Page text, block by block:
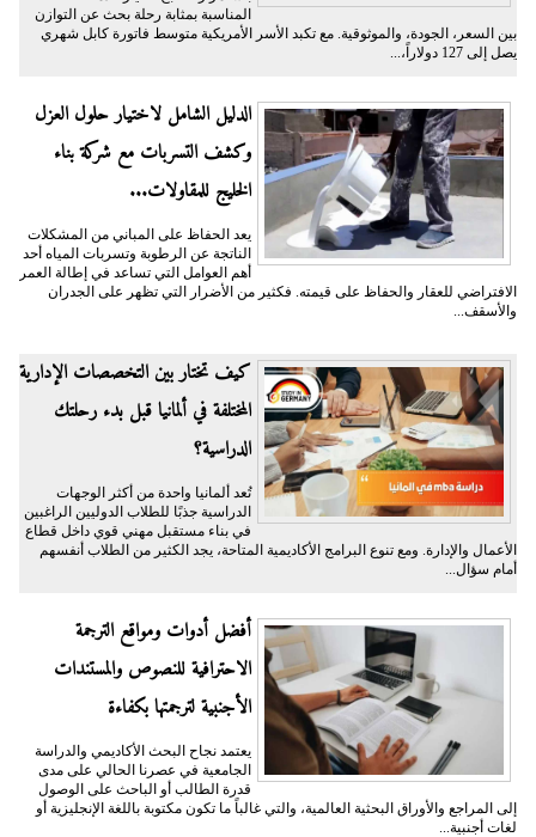
المناسبة بمثابة رحلة بحث عن التوازن
بين السعر، الجودة، والموثوقية. مع تكبد الأسر الأمريكية متوسط فاتورة كابل شهري
يصل إلى 127 دولاراً،...
الدليل الشامل لاختيار حلول العزل
وكشف التسربات مع شركة بناء
الخليج للمقاولات...
يعد الحفاظ على المباني من المشكلات
الناتجة عن الرطوبة وتسربات المياه أحد
أهم العوامل التي تساعد في إطالة العمر
الافتراضي للعقار والحفاظ على قيمته. فكثير من الأضرار التي تظهر على الجدران
والأسقف...
كيف تختار بين التخصصات الإدارية
المختلفة في ألمانيا قبل بدء رحلتك
الدراسية؟
تُعد ألمانيا واحدة من أكثر الوجهات
الدراسية جذبًا للطلاب الدوليين الراغبين
في بناء مستقبل مهني قوي داخل قطاع
الأعمال والإدارة. ومع تنوع البرامج الأكاديمية المتاحة، يجد الكثير من الطلاب أنفسهم
أمام سؤال...
أفضل أدوات ومواقع الترجمة
الاحترافية للنصوص والمستندات
الأجنبية لترجمتها بكفاءة
يعتمد نجاح البحث الأكاديمي والدراسة
الجامعية في عصرنا الحالي على مدى
قدرة الطالب أو الباحث على الوصول
إلى المراجع والأوراق البحثية العالمية، والتي غالباً ما تكون مكتوبة باللغة الإنجليزية أو
لغات أجنبية...